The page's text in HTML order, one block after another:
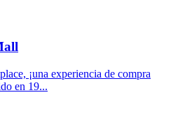
¡una experiencia de compra
en 19...